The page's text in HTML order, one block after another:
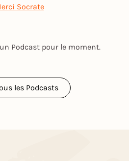
Socrate
Podcast pour le moment.
les Podcasts